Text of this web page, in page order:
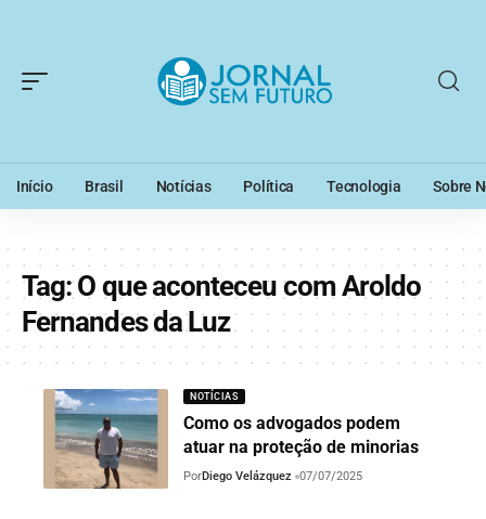
Início Brasil Notícias Política Tecnologia Sobre
Tag:O que aconteceu com Aroldo
Fernandes da Luz
NOTÍCIAS
Como os advogados podem
atuar na proteção de minorias
PorDiego Velázquez 07/07/2025